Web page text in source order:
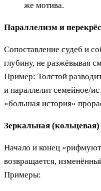
же мотива.
Параллелизм и
Сопоставление судеб и
глубину, не разжёвывая
Пример: Толстой
и параллелит семейное/
«большая история»
Зеркальная
Начало и конец
возвращается,
Примеры: